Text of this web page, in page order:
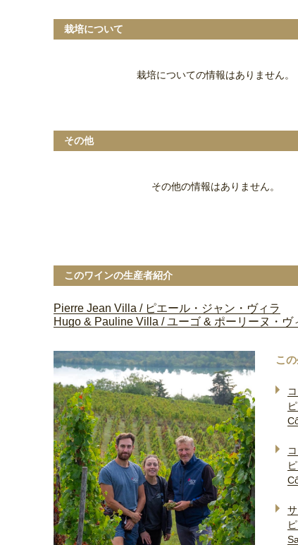
栽培について
栽培についての情報はありません。
その他
その他の情報はありません。
このワインの生産者紹介
Pierre Jean Villa / ピエール・ジャン・ヴィラ
Hugo & Pauline Villa / ユーゴ & ポーリーヌ・ヴ
こ